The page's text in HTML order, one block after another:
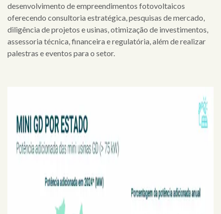
desenvolvimento de empreendimentos fotovoltaicos
oferecendo consultoria estratégica, pesquisas de mercado,
diligência de projetos e usinas, otimização de investimentos,
assessoria técnica, financeira e regulatória, além de realizar
palestras e eventos para o setor.